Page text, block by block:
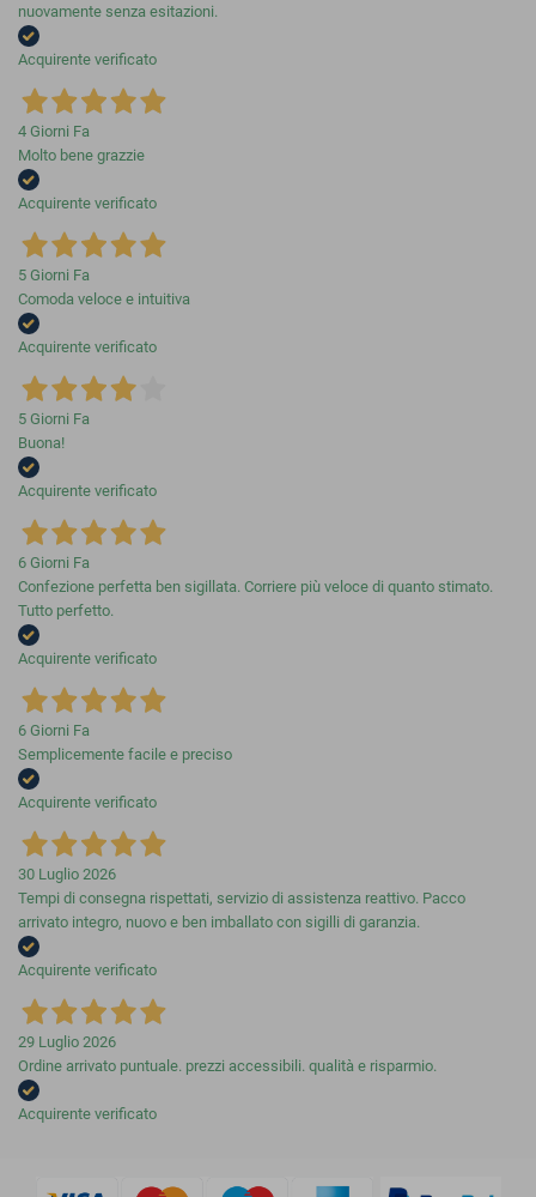
nuovamente senza esitazioni.
Acquirente verificato
4 Giorni Fa
Molto bene grazzie
Acquirente verificato
5 Giorni Fa
Comoda veloce e intuitiva
Acquirente verificato
5 Giorni Fa
Buona!
Acquirente verificato
6 Giorni Fa
Confezione perfetta ben sigillata. Corriere più veloce di quanto stimato.
Tutto perfetto.
Acquirente verificato
6 Giorni Fa
Semplicemente facile e preciso
Acquirente verificato
30 Luglio 2026
Tempi di consegna rispettati, servizio di assistenza reattivo. Pacco
arrivato integro, nuovo e ben imballato con sigilli di garanzia.
Acquirente verificato
29 Luglio 2026
Ordine arrivato puntuale. prezzi accessibili. qualità e risparmio.
Acquirente verificato